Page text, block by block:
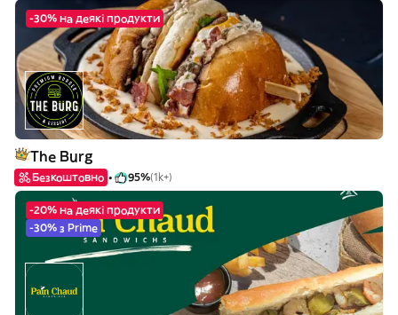
-30% на деякі продукти
The Burg
Безкоштовно 95%(1k+)
-20% на деякі продукти
-30% з Prime